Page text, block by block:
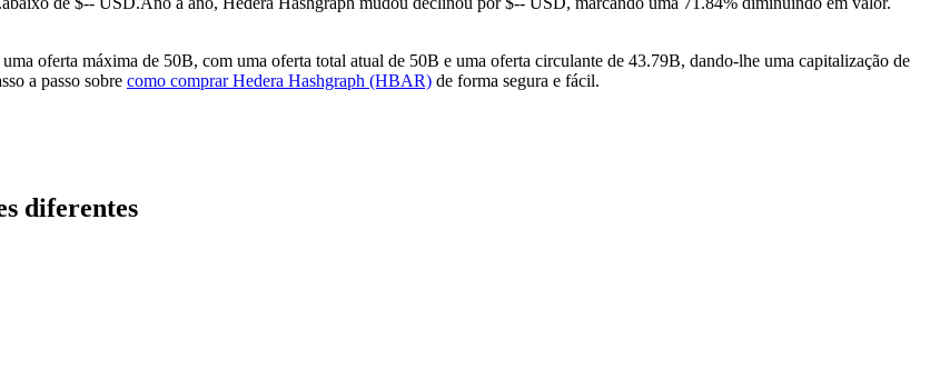
oferta máxima de 50B, com uma oferta total atual de 50B e uma oferta circulante de 43.79B, dando-lhe uma capitalização de
a passo sobre como comprar Hedera Hashgraph (HBAR) de forma segura e fácil.
diferentes